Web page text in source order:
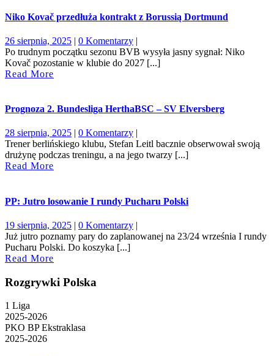
Niko Kovač przedłuża kontrakt z Borussią Dortmund
26 sierpnia, 202526
sierpnia,
2025
| 0 Komentarzy |
Po trudnym początku sezonu BVB wysyła jasny sygnał: Niko
Kovač pozostanie w klubie do 2027 [...]
Read More
Prognoza 2. Bundesliga HerthaBSC – SV Elversberg
28 sierpnia, 202528
sierpnia,
2025
| 0 Komentarzy |
Trener berlińskiego klubu, Stefan Leitl bacznie obserwował swoją
drużynę podczas treningu, a na jego twarzy [...]
Read More
PP: Jutro losowanie I rundy Pucharu Polski
19 sierpnia, 202519
sierpnia,
2025
| 0 Komentarzy |
Już jutro poznamy pary do zaplanowanej na 23/24 września I rundy
Pucharu Polski. Do koszyka [...]
Read More
Rozgrywki Polska
1 Liga
2025-2026
PKO BP Ekstraklasa
2025-2026